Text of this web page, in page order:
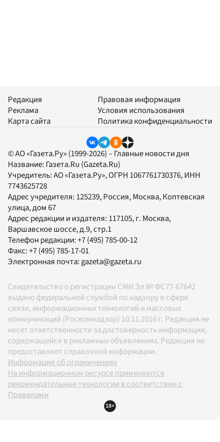
Редакция
Реклама
Карта сайта
Правовая информация
Условия использования
Политика конфиденциальности
© АО «Газета.Ру» (1999-2026) – Главные новости дня
Название: Газета.Ru (Gazeta.Ru)
Учредитель:АО «Газета.Ру», ОГРН 1067761730376, ИНН
7743625728
Адрес учредителя: 125239, Россия, Москва, Коптевская
улица, дом 67
Адрес редакции и издателя: 117105, г. Москва,
Варшавское шоссе, д.9, стр.1
Телефон редакции:+7 (495) 785-00-12
Факс:+7 (495) 785-17-01
Электронная почта:gazeta@gazeta.ru
Свидетельство о регистрации СМИ Эл № ФС77-67642
выдано федеральной службой по надзору в сфере
связи, информационных технологий и массовых
коммуникаций (Роскомнадзор) 10.11.2016 г. Редакция не
несет ответственности за достоверность информации,
содержащейся в рекламных объявлениях. Редакция не
предоставляет справочной информации.
Информация об ограничениях
На информационном ресурсе применяются
рекомендательные технологии в соответствии с
Правилами
18+